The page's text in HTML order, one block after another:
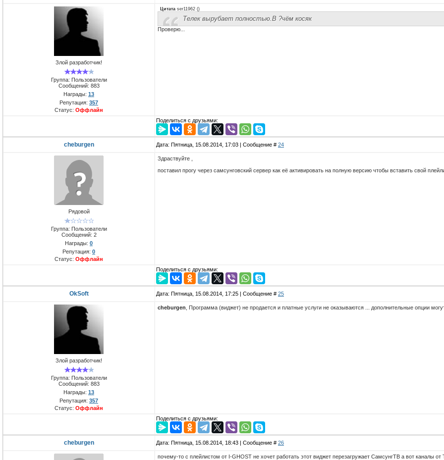
Злой разработчик!
Группа: Пользователи
Сообщений: 883
Награды: 13
Репутация: 357
Статус: Оффлайн
Цитата ser11962 ()
Телек вырубает полностью.В ?чём косяк
Проверю...
Поделиться с друзьями:
cheburgen Дата: Пятница, 15.08.2014, 17:03 | Сообщение # 24
Рядовой
Группа: Пользователи
Сообщений: 2
Награды: 0
Репутация: 0
Статус: Оффлайн
Здраствуйте ,
поставил прогу через самсунговский сервер как её активировать на полную версию чтобы вставить свой
Поделиться с друзьями:
OkSoft Дата: Пятница, 15.08.2014, 17:25 | Сообщение # 25
Злой разработчик!
Группа: Пользователи
Сообщений: 883
Награды: 13
Репутация: 357
Статус: Оффлайн
cheburgen , Программа (виджет) не продается и платные услуги не оказываются ... дополнительные опции
Поделиться с друзьями:
cheburgen Дата: Пятница, 15.08.2014, 18:43 | Сообщение # 26
почему-то с плейлистом от I-GHOST не хочет работать этот виджет перезагружает СамсунгТВ а вот каналы от